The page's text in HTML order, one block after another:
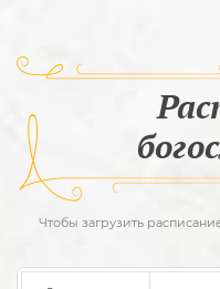
Чтобы загрузить